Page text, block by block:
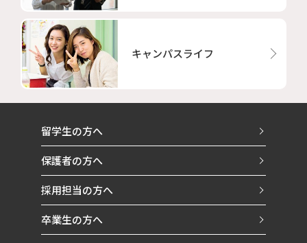
キャンパスライフ
留学生の方へ
保護者の方へ
採用担当の方へ
卒業生の方へ